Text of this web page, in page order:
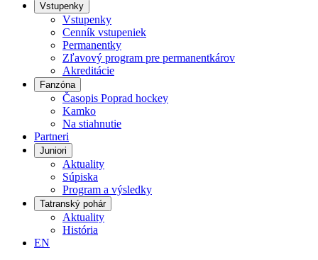
Vstupenky
Vstupenky
Cenník vstupeniek
Permanentky
Zľavový program pre permanentkárov
Akreditácie
Fanzóna
Časopis Poprad hockey
Kamko
Na stiahnutie
Partneri
Juniori
Aktuality
Súpiska
Program a výsledky
Tatranský pohár
Aktuality
História
EN